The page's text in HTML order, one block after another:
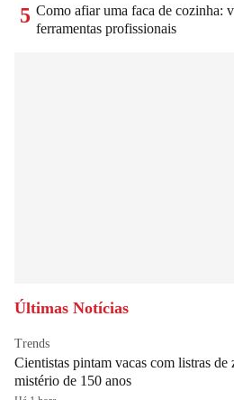
5 Como afiar uma faca de cozinha:
ferramentas profissionais
Últimas Notícias
Trends
Cientistas pintam vacas com listras de
mistério de 150 anos